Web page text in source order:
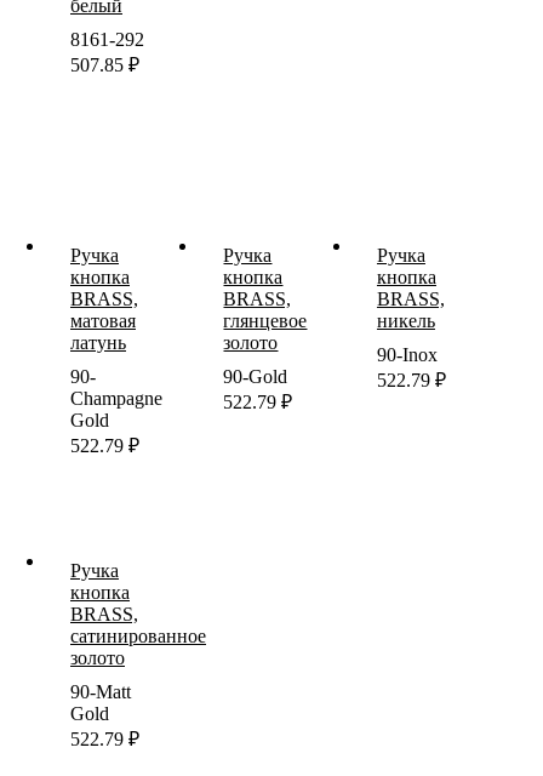
белый
8161-292
507.85 ₽
Ручка
кнопка
BRASS,
матовая
латунь
90-
Champagne
Gold
522.79 ₽
Ручка
кнопка
BRASS,
глянцевое
золото
90-Gold
522.79₽
Ручка
кнопка
BRASS,
никель
90-Inox
522.79 ₽
Ручка
кнопка
BRASS,
сатинированное
золото
90-Matt
Gold
522.79 ₽